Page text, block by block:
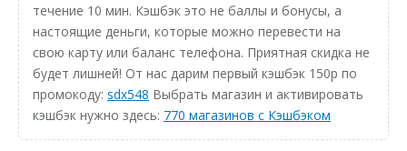
течение 10 мин. Кэшбэк это не баллы и бонусы, а
настоящие деньги, которые можно перевести на
свою карту или баланс телефона. Приятная скидка не
будет лишней! От нас дарим первый кэшбэк 150р по
промокоду: sdx548 Выбрать магазин и активировать
кэшбэк нужно здесь: 770 магазинов с Кэшбэком